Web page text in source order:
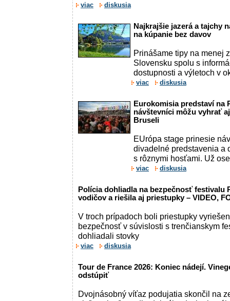
viac diskusia
Najkrajšie jazerá a tajchy
na kúpanie bez davov
Prinášame tipy na menej
Slovensku spolu s
dostupnosti a výletoch v
viac diskusia
Eurokomisia predstaví na
návštevníci môžu vyhrať
Bruseli
EUrópa stage prinesie
divadelné predstavenia a
s rôznymi hosťami. Už
viac diskusia
Polícia dohliadla na bezpečnosť festivalu
vodičov a riešila aj priestupky – VIDEO,
V troch prípadoch boli priestupky
bezpečnosť v súvislosti s trenčianskym
dohliadali stovky
viac diskusia
Tour de France 2026: Koniec nádejí.
odstúpiť
Dvojnásobný víťaz podujatia skončil na